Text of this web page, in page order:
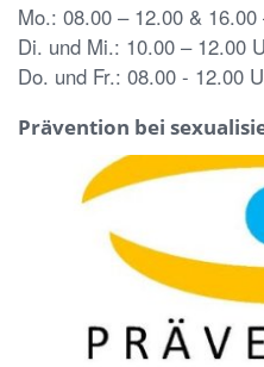
Mo.: 08.00 – 12.00 &
Di. und Mi.: 10.00 – 12.00
Do. und Fr.: 08.00 - 12.00
Prävention bei